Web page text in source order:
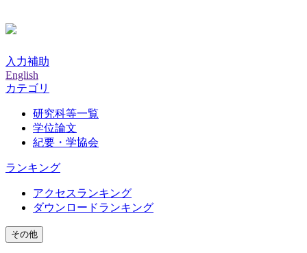
入力補助
English
カテゴリ
研究科等一覧
学位論文
紀要・学協会
ランキング
アクセスランキング
ダウンロードランキング
その他